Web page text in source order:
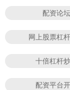
配资论坛
网上股票杠
十倍杠杆
配资平台